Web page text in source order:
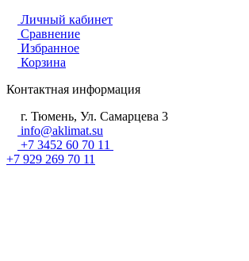
Личный кабинет
Сравнение
Избранное
Корзина
Контактная информация
г. Тюмень, Ул. Самарцева 3
info@aklimat.su
+7 3452 60 70 11
+7 929 269 70 11